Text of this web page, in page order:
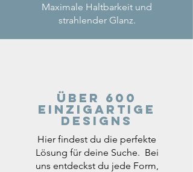
Maximale Haltbarkeit und
strahlender Glanz.
Über 600
einzigartige
Designs
Hier findest du die perfekte
Lösung für deine Suche. Bei
uns entdeckst du jede Form,